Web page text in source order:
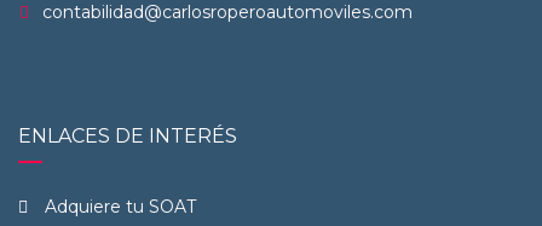
contabilidad@carlosroperoautomoviles.com
ENLACES DE INTERÉS
Adquiere tu SOAT